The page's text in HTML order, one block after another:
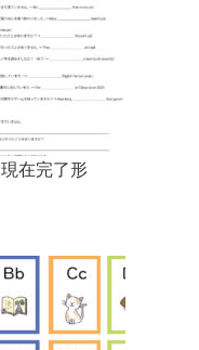
現在完了形